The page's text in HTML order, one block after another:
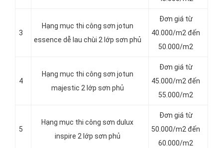
3
Hạng mục thi công sơn jotun
essence dễ lau chùi 2 lớp sơn phủ
Đơn giá từ
40.000/m2 đến
50.000/m2
4
Hạng mục thi công sơn jotun
majestic 2 lớp sơn phủ
Đơn giá từ
45.000/m2 đến
55.000/m2
5
Hạng mục thi công sơn dulux
inspire 2 lớp sơn phủ
Đơn giá từ
50.000/m2 đến
60.000/m2